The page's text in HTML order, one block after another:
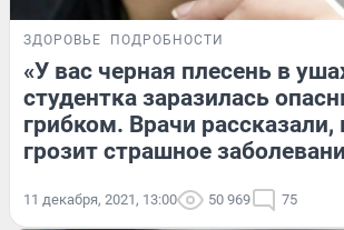
ЗДОРОВЬЕ ПОДРОБНОСТИ
«У вас черная плесень в
студентка заразилась
грибком. Врачи рассказали,
грозит страшное
11 декабря, 2021, 13:00 50 969 75